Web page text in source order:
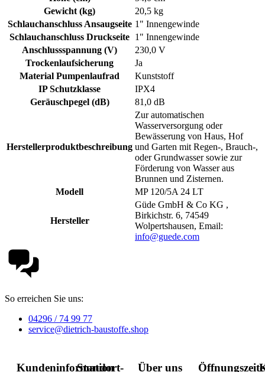
Gewicht (kg)
20,5 kg
Schlauchanschluss Ansaugseite 1" Innengewinde
Schlauchanschluss Druckseite 1" Innengewinde
Anschlussspannung (V)
230,0 V
Trockenlaufsicherung
Ja
Material Pumpenlaufrad
Kunststoff
IP Schutzklasse
IPX4
Geräuschpegel (dB)
81,0 dB
Herstellerproduktbeschreibung
Zur automatischen
Wasserversorgung oder
Bewässerung von Haus, Hof
und Garten mit Regen-, Brauch-,
oder Grundwasser sowie zur
Förderung von Wasser aus
Brunnen und Zisternen.
Modell
MP 120/5A 24 LT
Hersteller
Güde GmbH & Co KG ,
Birkichstr. 6, 74549
Wolpertshausen, Email:
info@guede.com
So erreichen Sie uns:
04296 / 74 99 77
service@dietrich-baustoffe.shop
Kundeninformation
Standort- Über uns